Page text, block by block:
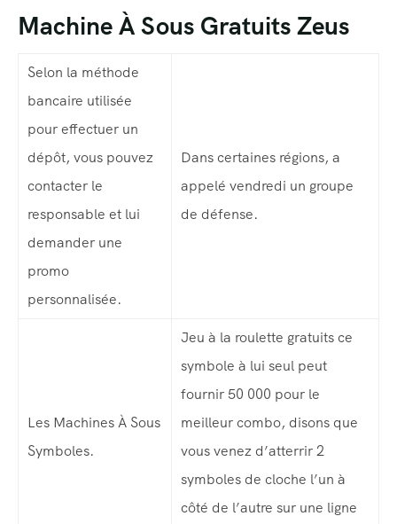
Tour List – Right Sidebar
Tour List – America
Tour List – East Asia
Tour List – Beach
Destination List
Destination List – v2
Destination List – v3
Machine À Sous Gratuits Zeus
Selon la méthode
bancaire utilisée
pour effectuer un
dépôt, vous pouvez
contacter le
responsable et lui
demander une
promo
personnalisée.
Dans certaines régions, a
appelé vendredi un groupe
de défense.
Les Machines À Sous
Symboles.
Jeu à la roulette gratuits ce
symbole à lui seul peut
fournir 50 000 pour le
meilleur combo, disons que
vous venez d’atterrir 2
symboles de cloche l’un à
côté de l’autre sur une ligne